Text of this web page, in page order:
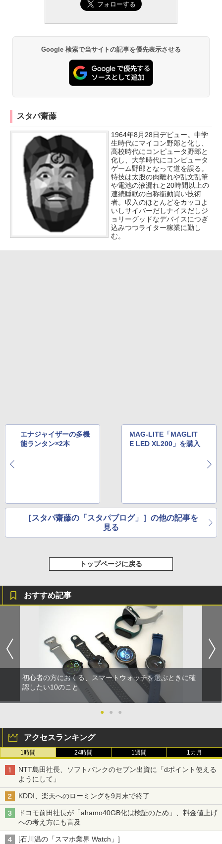
Google 検索で当サイトの記事を優先表示させる
スタパ齋藤
1964年8月28日デビュー。中学
生時代にマイコン野郎と化し、
高校時代にコンピュータ野郎と
化し、大学時代にコンピュータ
ゲーム野郎となって道を誤る。
特技は太股の肉離れや乱文乱筆
や電池の液漏れと20時間以上の
連続睡眠の自称衝動買い技術
者。収入のほとんどをカッコよ
いしサイバーだしナイスだしジ
ョリーグッドなデバイスにつぎ
込みつつライター稼業に勤し
む。
エナジャイザーの多機
能ランタン×2本
MAG-LITE「MAGLIT
E LED XL200」を購入
［スタパ齋藤の「スタパブログ」］の他の記事を
見る
トップページに戻る
おすすめ記事
初心者の方におくる、スマートウォッチを選ぶときに確
認したい10のこと
● ● ●
アクセスランキング
1時間 24時間 1週間 1カ月
NTT島田社長、ソフトバンクのセブン出資に「dポイント使える
ようにして」
KDDI、楽天へのローミングを9月末で終了
ドコモ前田社長が「ahamo40GB化は検証のため」、料金値上げ
への考え方にも言及
[石川温の「スマホ業界 Watch」]